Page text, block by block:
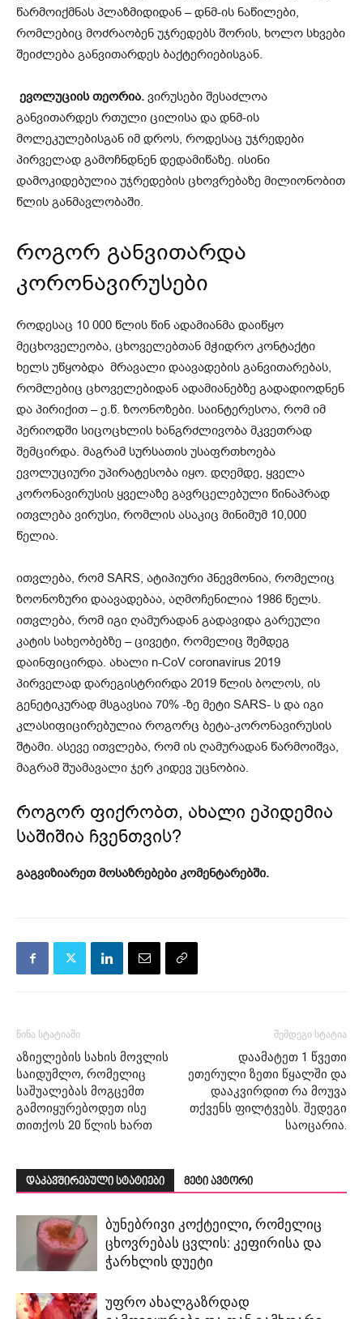
წარმოიქმნას პლაზმიდიდან – დნმ-ის ნაწილები,
რომლებიც მოძრაობენ უჯრედებს შორის, ხოლო სხვები
შეიძლება განვითარდეს ბაქტერიებისგან.
ევოლუციის თეორია. ვირუსები შესაძლოა
განვითარდეს რთული ცილისა და დნმ-ის
მოლეკულებისგან იმ დროს, როდესაც უჯრედები
პირველად გამოჩნდნენ დედამიწაზე. ისინი
დამოკიდებულია უჯრედების ცხოვრებაზე მილიონობით
წლის განმავლობაში.
როგორ განვითარდა
კორონავირუსები
როდესაც 10 000 წლის წინ ადამიანმა დაიწყო
მეცხოველეობა, ცხოველებთან მჭიდრო კონტაქტი
ხელს უწყობდა მრავალი დაავადების განვითარებას,
რომლებიც ცხოველებიდან ადამიანებზე გადადიოდნენ
და პირიქით – ე.წ. ზოონოზები. საინტერესოა, რომ იმ
პერიოდში სიცოცხლის ხანგრძლივობა მკვეთრად
შემცირდა. მაგრამ სურსათის უსაფრთხოება
ევოლუციური უპირატესობა იყო. დღემდე, ყველა
კორონავირუსის ყველაზე გავრცელებული წინაპრად
ითვლება ვირუსი, რომლის ასაკიც მინიმუმ 10,000
წელია.
ითვლება, რომ SARS, ატიპიური პნევმონია, რომელიც
ზოონოზური დაავადებაა, აღმოჩენილია 1986 წელს.
ითვლება, რომ იგი ღამურადან გადავიდა გარეული
კატის სახეობებზე – ცივეტი, რომელიც შემდეგ
დაინფიცირდა. ახალი n-CoV coronavirus 2019
პირველად დარეგისტრირდა 2019 წლის ბოლოს, ის
გენეტიკურად მსგავსია 70% -ზე მეტი SARS- ს და იგი
კლასიფიცირებულია როგორც ბეტა-კორონავირუსის
შტამი. ასევე ითვლება, რომ ის ღამურადან წარმოიშვა,
მაგრამ შუამავალი ჯერ კიდევ უცნობია.
როგორ ფიქრობთ, ახალი ეპიდემია
საშიშია ჩვენთვის?
გაგვიზიარეთ მოსაზრებები კომენტარებში.
წინა სტატიაში
აზიელების სახის მოვლის
საიდუმლო, რომელიც
საშუალებას მოგცემთ
გამოიყურებოდეთ ისე
თითქოს 20 წლის ხართ
შემდეგი სტატია
დაამატეთ 1 წვეთი
ეთერული ზეთი წყალში და
დააკვირდით რა მოუვა
თქვენს ფილტვებს. შედეგი
საოცარია.
დაკავშირებული სტატიები მეტი ავტორი
ბუნებრივი კოქტეილი, რომელიც
ცხოვრებას ცვლის: კეფირისა და
ჭარხლის დუეტი
უფრო ახალგაზრდად